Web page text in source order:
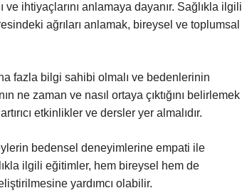
ihtiyaçlarını anlamaya dayanır. Sağlıkla ilgili
ağrıları anlamak, bireysel ve toplumsal
fazla bilgi sahibi olmalı ve bedenlerinin
ne zaman ve nasıl ortaya çıktığını belirlemek
etkinlikler ve dersler yer almalıdır.
bedensel deneyimlerine empati ile
ilgili eğitimler, hem bireysel hem de
yardımcı olabilir.